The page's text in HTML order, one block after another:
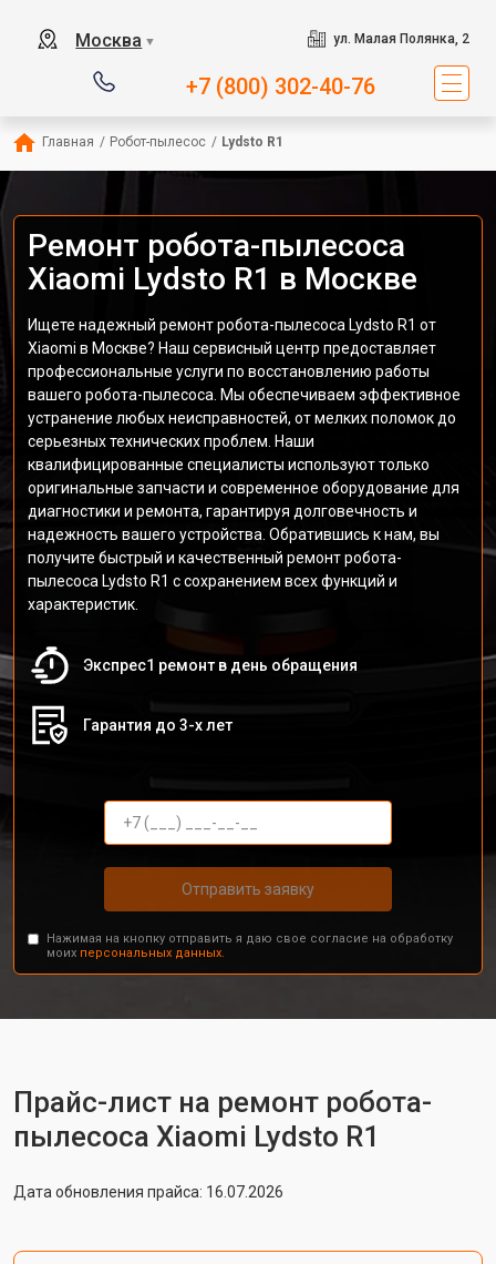
Москва ▼ ул. Малая Полянка, 2
+7 (800) 302-40-76
Главная / Робот-пылесос / Lydsto R1
Ремонт робота-пылесоса
Xiaomi Lydsto R1 в Москве
Ищете надежный ремонт робота-пылесоса Lydsto R1 от
Xiaomi в Москве? Наш сервисный центр предоставляет
профессиональные услуги по восстановлению работы
вашего робота-пылесоса. Мы обеспечиваем эффективное
устранение любых неисправностей, от мелких поломок до
серьезных технических проблем. Наши
квалифицированные специалисты используют только
оригинальные запчасти и современное оборудование для
диагностики и ремонта, гарантируя долговечность и
надежность вашего устройства. Обратившись к нам, вы
получите быстрый и качественный ремонт робота-
пылесоса Lydsto R1 с сохранением всех функций и
характеристик.
Экспрес1 ремонт в день обращения
Гарантия до 3-х лет
Отправить заявку
Нажимая на кнопку отправить я даю свое согласие на обработку
моих персональных данных.
Прайс-лист на ремонт робота-
пылесоса Xiaomi Lydsto R1
Дата обновления прайса: 16.07.2026